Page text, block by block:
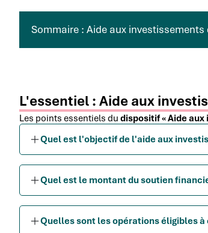
Sommaire : Aide aux investissements
L'essentiel : Aide aux
Les points essentiels du dispositif « Aide
Quel est l'objectif de l'aide aux
Quel est le montant du soutien
Quelles sont les opérations éligibles